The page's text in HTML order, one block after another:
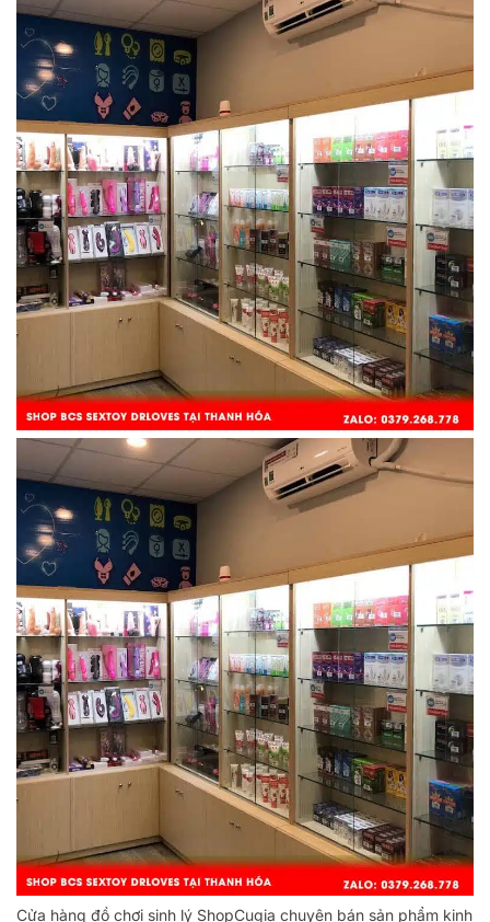
Cửa hàng đồ chơi sinh lý ShopCugia chuyên bán sản phẩm kinh